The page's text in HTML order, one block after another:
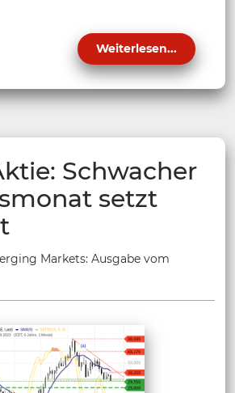
Weiterlesen...
Schwacher
setzt
Markets: Ausgabe vom